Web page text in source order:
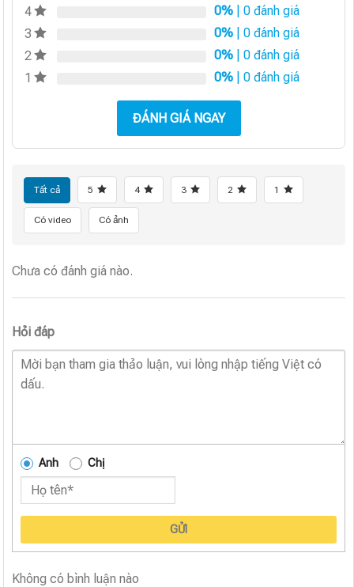
4 0% | 0 đánh giá
3
0% | 0 đánh giá
2
0% | 0 đánh giá
1
0% | 0 đánh giá
ĐÁNH GIÁ NGAY
Tất cả 5 4 3 2 1
Có video Có ảnh
Chưa có đánh giá nào.
Hỏi đáp
Anh Chị
GỬI
Không có bình luận nào